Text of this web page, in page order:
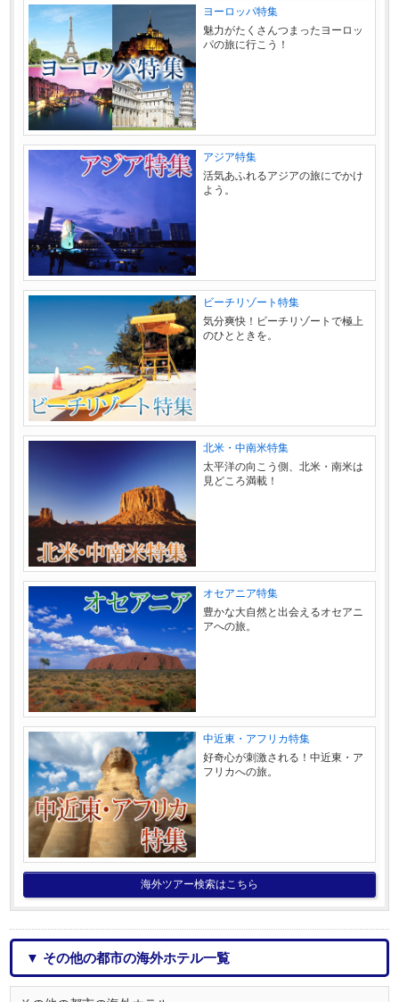
ヨーロッパ特集
魅力がたくさんつまったヨーロッ
パの旅に行こう！
アジア特集
活気あふれるアジアの旅にでかけ
よう。
ビーチリゾート特集
気分爽快！ビーチリゾートで極上
のひとときを。
北米・中南米特集
太平洋の向こう側、北米・南米は
見どころ満載！
オセアニア特集
豊かな大自然と出会えるオセアニ
アへの旅。
中近東・アフリカ特集
好奇心が刺激される！中近東・ア
フリカへの旅。
海外ツアー検索はこちら
▼ その他の都市の海外ホテル一覧